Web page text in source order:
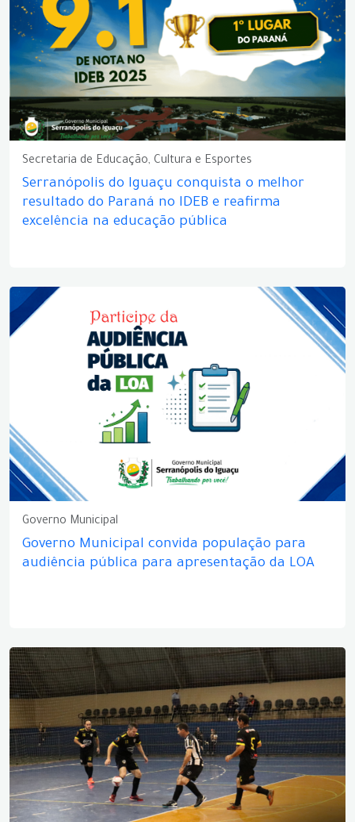
Secretaria de Educação, Cultura e Esportes
Serranópolis do Iguaçu conquista o melhor
resultado do Paraná no IDEB e reafirma
excelência na educação pública
Governo Municipal
Governo Municipal convida população para
audiência pública para apresentação da LOA